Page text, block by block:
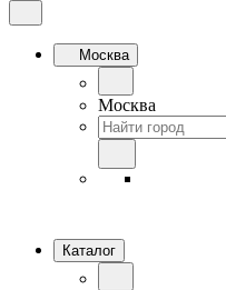
Москва
Москва
Каталог